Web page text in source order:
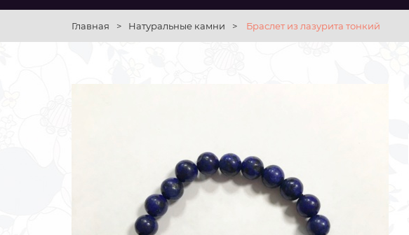
Главная > Натуральные камни > Браслет из лазурита тонкий